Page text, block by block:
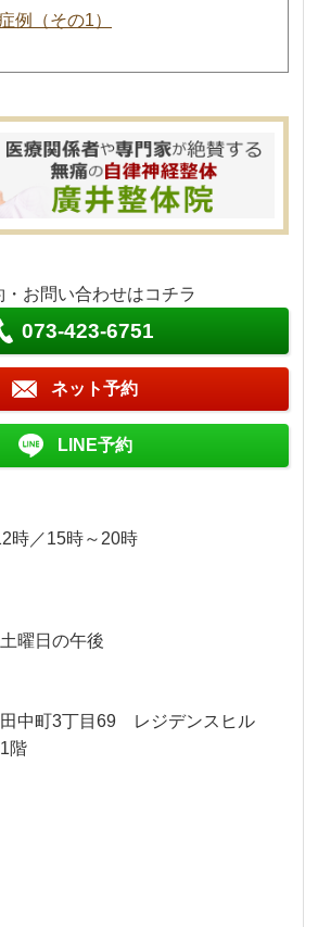
例（その1）
・お問い合わせはコチラ
073-423-6751
ネット予約
LINE予約
時／15時～20時
曜日の午後
中町3丁目69 レジデンスヒル
階